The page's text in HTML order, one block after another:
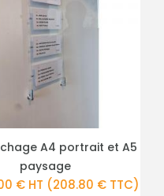
PLUS DE DÉTAILS
Pochette 21/29,7 vertical
12.00 € HT(14.40 € TTC)